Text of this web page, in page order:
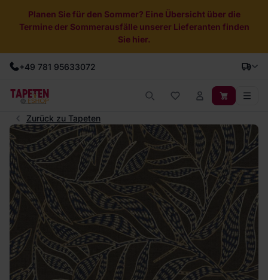
Planen Sie für den Sommer? Eine Übersicht über die
Termine der Sommerausfälle unserer Lieferanten finden
Sie hier.
+49 781 95633072
Zurück zu Tapeten